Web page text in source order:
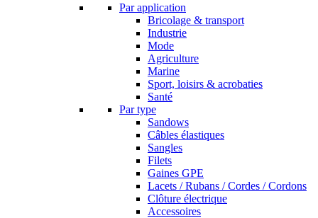
Par application
Bricolage & transport
Industrie
Mode
Agriculture
Marine
Sport, loisirs & acrobaties
Santé
Par type
Sandows
Câbles élastiques
Sangles
Filets
Gaines GPE
Lacets / Rubans / Cordes / Cordons
Clôture électrique
Accessoires